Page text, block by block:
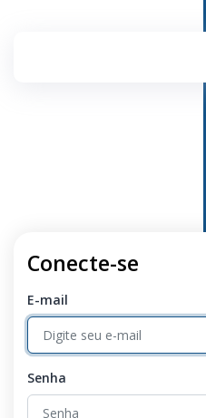
Conecte-se
E-mail
Senha